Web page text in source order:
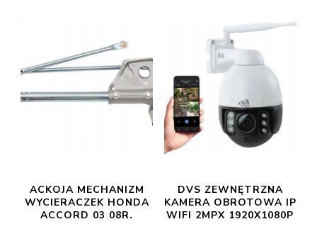
ACKOJA MECHANIZM
WYCIERACZEK HONDA
ACCORD 03 08R.
DVS ZEWNĘTRZNA
KAMERA OBROTOWA IP
WIFI 2MPX 1920X1080P